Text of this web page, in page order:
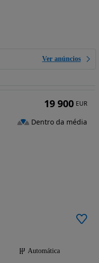
Ver anúncios
Automática
19 900 EUR
Dentro da média